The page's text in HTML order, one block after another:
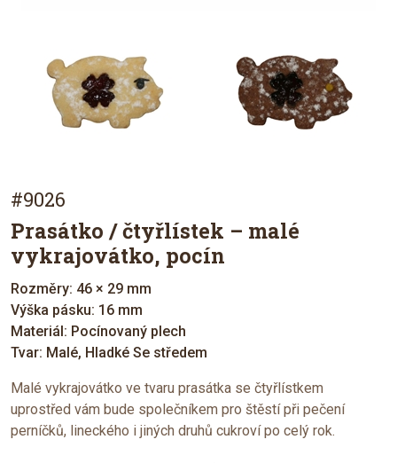
#9026
Prasátko / čtyřlístek – malé
vykrajovátko, pocín
Rozměry: 46 × 29 mm
Výška pásku: 16 mm
Materiál: Pocínovaný plech
Tvar: Malé, Hladké Se středem
Malé vykrajovátko ve tvaru prasátka se čtyřlístkem
uprostřed vám bude společníkem pro štěstí při pečení
perníčků, lineckého i jiných druhů cukroví po celý rok.